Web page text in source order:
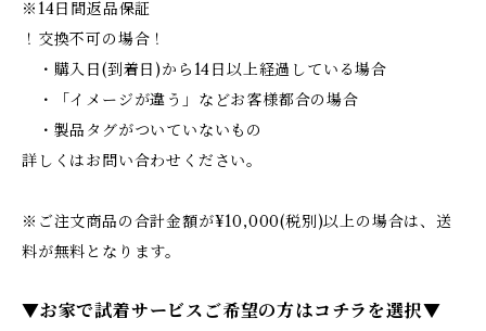
※14日間返品保証
！交換不可の場合！
・購入日(到着日)から14日以上経過している場合
・「イメージが違う」などお客様都合の場合
・製品タグがついていないもの
詳しくはお問い合わせください。
※ご注文商品の合計金額が¥10,000(税別)以上の場合は、送
料が無料となります。
▼お家で試着サービスご希望の方はコチラを選択▼